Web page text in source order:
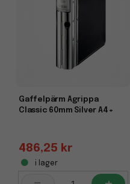
A4-format.
– Tack vare en
extrem hållbarhet,
även förutsättningen för
Varje stålpärm kan
Spärrhake– Spärrhaken
funktion är den stora
förhållande till
tydligt. Etiketten byts
öppna upp pärmen helt.
Nickelfri
– Samtliga
nickel.<< /li>
Gaffelpärm Agrippa
Classic 60mm Silver A4+
486,25 kr
i lager